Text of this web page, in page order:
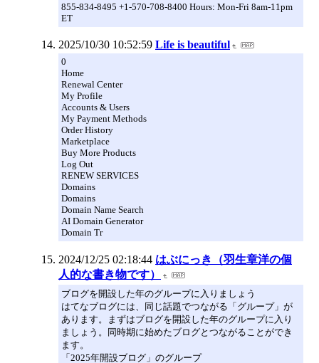
855-834-8495 +1-570-708-8400 Hours: Mon-Fri 8am-11pm
ET
2025/10/30 10:52:59 Life is beautiful
0
Home
Renewal Center
My Profile
Accounts & Users
My Payment Methods
Order History
Marketplace
Buy More Products
Log Out
RENEW SERVICES
Domains
Domains
Domain Name Search
AI Domain Generator
Domain Tr
2024/12/25 02:18:44 はぶにっき（羽生章洋の個
人的な書き物です）
ブログを開設した年のグループに入りましょう
はてなブログには、同じ話題でつながる「グループ」が
あります。まずはブログを開設した年のグループに入り
ましょう。同時期に始めたブログとつながることができ
ます。
「2025年開設ブログ」のグループ